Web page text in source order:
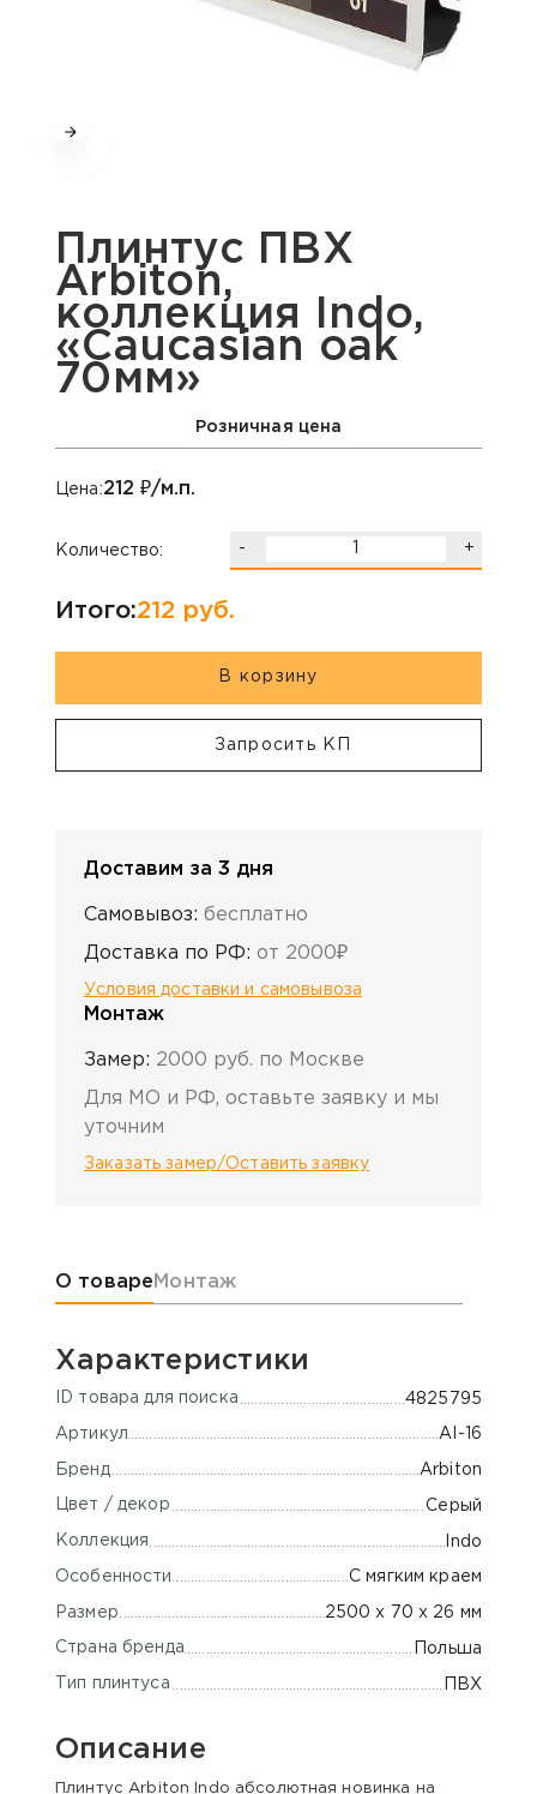
Плинтус ПВХ
Arbiton,
коллекция Indo,
«Caucasian oak
70мм»
Розничная цена
Цена:212 ₽/м.п.
Количество: - +
Итого:212 руб.
В корзину
Запросить КП
Доставим за 3 дня
Самовывоз: бесплатно
Доставка по РФ: от 2000₽
Условия доставки и самовывоза
Монтаж
Замер: 2000 руб. по Москве
Для МО и РФ, оставьте заявку и мы
уточним
Заказать замер/Оставить заявку
Информация о товаре
О товаре Монтаж
Характеристики
ID товара для поиска 4825795
Артикул AI-16
Бренд Arbiton
Цвет / декор Серый
Коллекция Indo
Особенности С мягким краем
Размер 2500 х 70 х 26 мм
Страна бренда Польша
Тип плинтуса ПВХ
Описание
Плинтус Arbiton Indo абсолютная новинка на